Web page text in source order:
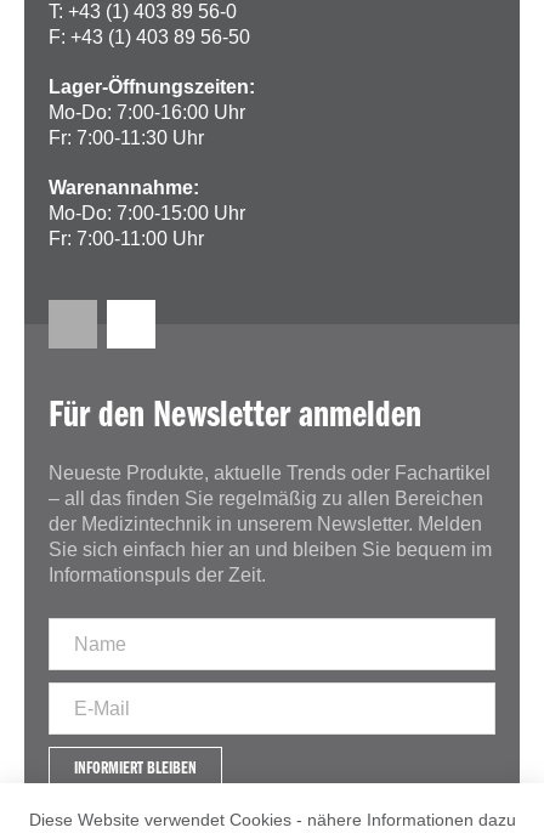
T: +43 (1) 403 89 56-0
F: +43 (1) 403 89 56-50
Lager-Öffnungszeiten:
Mo-Do: 7:00-16:00 Uhr
Fr: 7:00-11:30 Uhr
Warenannahme:
Mo-Do: 7:00-15:00 Uhr
Fr: 7:00-11:00 Uhr
Für den Newsletter anmelden
Neueste Produkte, aktuelle Trends oder Fachartikel
– all das finden Sie regelmäßig zu allen Bereichen
der Medizintechnik in unserem Newsletter. Melden
Sie sich einfach hier an und bleiben Sie bequem im
Informationspuls der Zeit.
INFORMIERT BLEIBEN
Diese Website verwendet Cookies - nähere Informationen dazu